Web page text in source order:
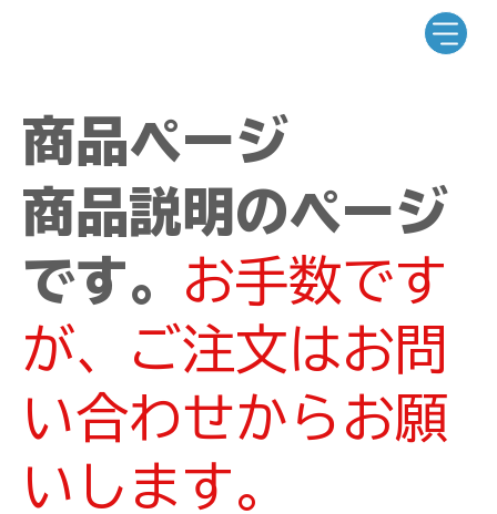
商品ページ
商品説明のページ
です。 お手数です
が、ご注文はお問
い合わせからお願
いします。